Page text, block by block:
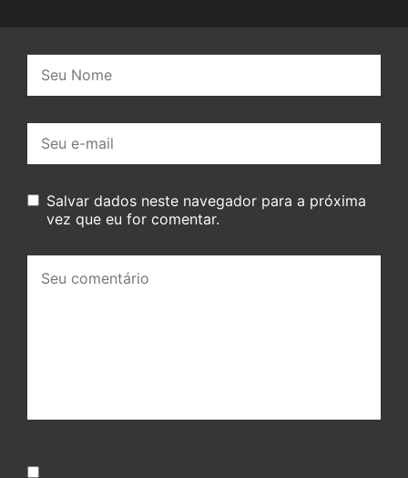
mail:
Salvar dados neste navegador para a próxima
vez que eu for comentar.
comentário: